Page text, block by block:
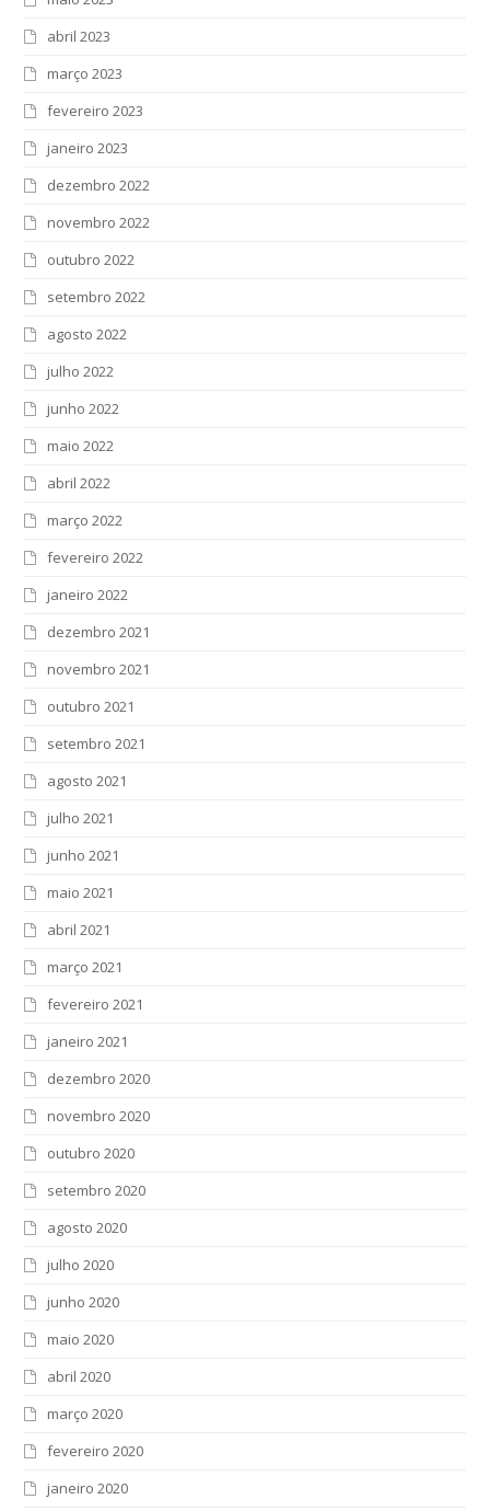
abril 2023
março 2023
fevereiro 2023
janeiro 2023
dezembro 2022
novembro 2022
outubro 2022
setembro 2022
agosto 2022
julho 2022
junho 2022
maio 2022
abril 2022
março 2022
fevereiro 2022
janeiro 2022
dezembro 2021
novembro 2021
outubro 2021
setembro 2021
agosto 2021
julho 2021
junho 2021
maio 2021
abril 2021
março 2021
fevereiro 2021
janeiro 2021
dezembro 2020
novembro 2020
outubro 2020
setembro 2020
agosto 2020
julho 2020
junho 2020
maio 2020
abril 2020
março 2020
fevereiro 2020
janeiro 2020